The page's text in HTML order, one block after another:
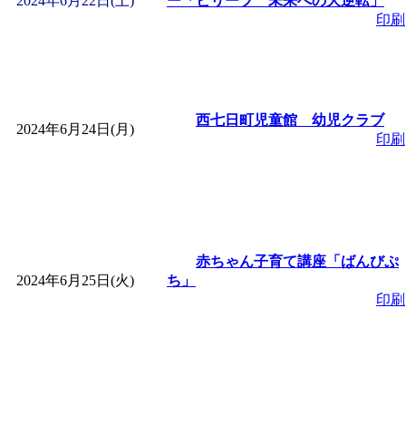
印刷
2024年6月24日(月)
西七日町児童館 幼児クラブ
印刷
2024年6月25日(火)
赤ちゃん子育て講座「ばんびぷ
ち」
印刷